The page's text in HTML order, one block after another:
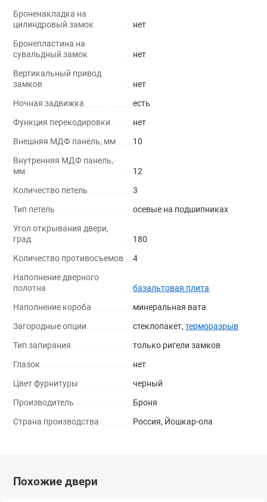
Броненакладка на
цилиндровый замок
нет
Бронепластина на
сувальдный замок
нет
Вертикальный привод
замков
нет
Ночная задвижка
есть
Функция перекодировки
нет
Внешняя МДФ панель, мм
10
Внутренняя МДФ панель,
мм
12
Количество петель
3
Тип петель
осевые на подшипниках
Угол открывания двери,
град
180
Количество противосъемов
4
Наполнение дверного
полотна
базальтовая плита
Наполнение короба
минеральная вата
Загородные опции
стеклопакет,терморазрыв
Тип запирания
только ригели замков
Глазок
нет
Цвет фурнитуры
черный
Производитель
Броня
Страна производства
Россия, Йошкар-ола
Похожие двери